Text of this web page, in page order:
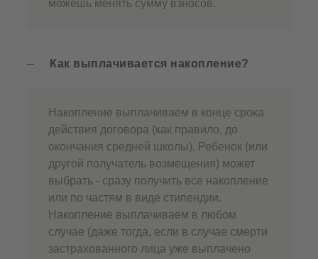
можешь менять сумму взносов.
Как выплачивается накопление?
Накопление выплачиваем в конце срока
действия договора (как правило, до
окончания средней школы). Ребенок (или
другой получатель возмещения) может
выбрать - сразу получить все накопление
или по частям в виде стипендии.
Накопление выплачиваем в любом
случае (даже тогда, если в случае смерти
застрахованного лица уже выплачено